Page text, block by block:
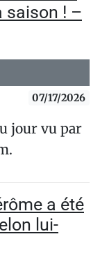
saison ! –
07/17/2026
jour vu par
a été
lui-